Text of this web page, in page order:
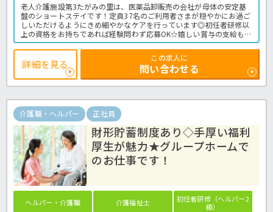
老人介護施設第3たがみの里は、医薬品卸販売の会社が母体の安定基
盤のショートステイです！定員37名のご利用者さまが穏やかにお過ご
しいただけるようにきめ細やかなケアを行っています◎初任者研修以
上の資格をお持ちであれば経験問わず応募OK☆嬉しい賞与の支給もあ
り！法人で研修・勉強会への参加をバックアップしており、成長でき
る環境が整っていますよ☆経験よりも、ご利用者さまの笑顔を引き出
すことで自分も幸せになれる方を歓迎！この求人が気になった方は、
ほっ介護までお問い合わせ下さいね。ショートステイでの介護業務全
般です。
＜介護職 正社員 ショートステイの求人＞
詳細を見る
この求人に
問い合わせる
介護職・ヘルパー 正社員
財形貯蓄制度あり◇手厚い福利
厚生が魅力★グループホームで
のお仕事です！
ヘルパー・介護職 介護福祉士
初任者研修（ヘルパー2
級）